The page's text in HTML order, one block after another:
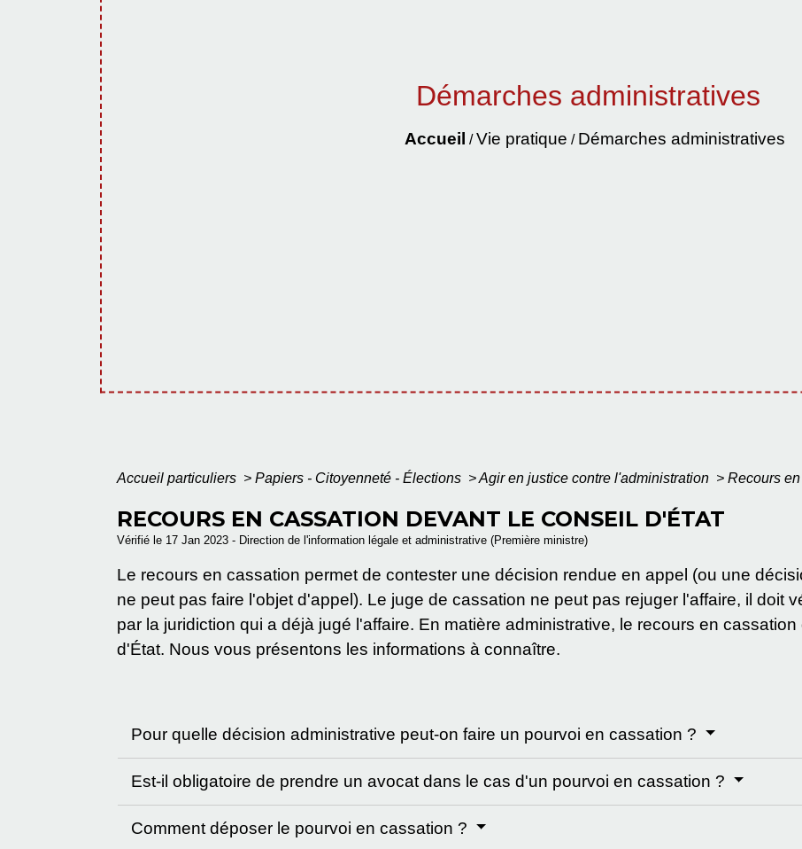
Démarches administratives
Accueil /Vie pratique / Démarches administratives
Accueil particuliers > Papiers - Citoyenneté - Élections >Agir en justice contre l'administration > Recours
RECOURS EN CASSATION DEVANT LE CONSEIL D'ÉTAT
Vérifié le 17 Jan 2023 - Direction de l'information légale et administrative (Première ministre)
Le recours en cassation permet de contester une décision rendue en appel (ou une
ne peut pas faire l'objet d'appel). Le juge de cassation ne peut pas rejuger l'affaire, il doit
par la juridiction qui a déjà jugé l'affaire. En matière administrative, le recours en
d'État. Nous vous présentons les informations à connaître.
Pour quelle décision administrative peut-on faire un pourvoi en cassation ?
Est-il obligatoire de prendre un avocat dans le cas d'un pourvoi en cassation ?
Comment déposer le pourvoi en cassation ?